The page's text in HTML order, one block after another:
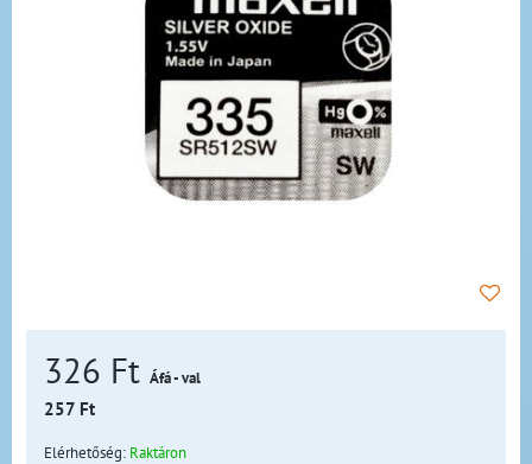
326 Ft Áfá - val
257 Ft
Elérhetőség: Raktáron